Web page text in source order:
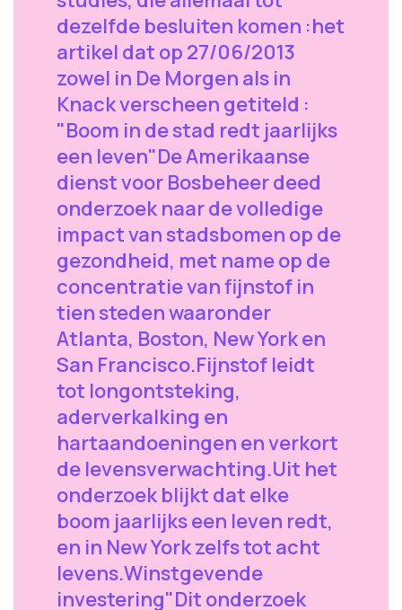
dezelfde besluiten komen :het
artikel dat op 27/06/2013
zowel in De Morgen als in
Knack verscheen getiteld :
"Boom in de stad redt jaarlijks
een leven"De Amerikaanse
dienst voor Bosbeheer deed
onderzoek naar de volledige
impact van stadsbomen op de
gezondheid, met name op de
concentratie van fijnstof in
tien steden waaronder
Atlanta, Boston, New York en
San Francisco.Fijnstof leidt
tot longontsteking,
aderverkalking en
hartaandoeningen en verkort
de levensverwachting.Uit het
onderzoek blijkt dat elke
boom jaarlijks een leven redt,
en in New York zelfs tot acht
levens.Winstgevende
investering"Dit onderzoek